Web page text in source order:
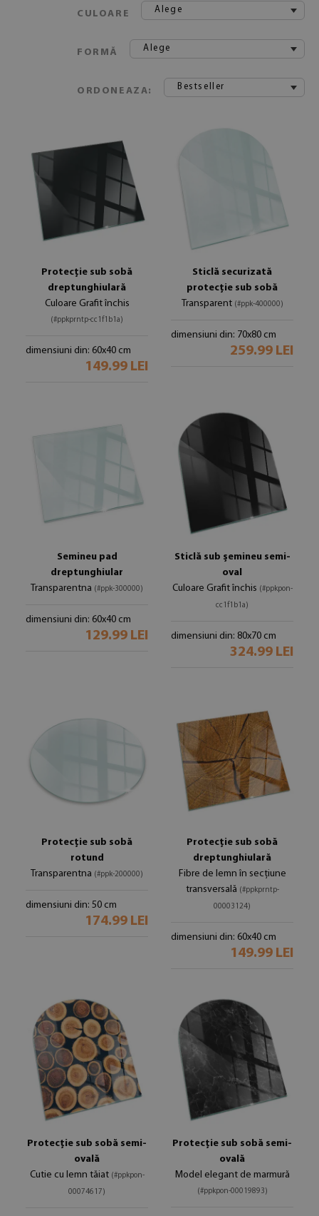
CULOARE Alege
FORMĂ Alege
ORDONEAZA: Bestseller
Protecție sub sobă
dreptunghiulară
Culoare Grafit închis
(#ppkprntp-cc1f1b1a)
dimensiuni din: 60x40 cm
149.99 LEI
Sticlă securizată
protecție sub sobă
Transparent (#ppk-400000)
dimensiuni din: 70x80 cm
259.99 LEI
Semineu pad
dreptunghiular
Transparentna (#ppk-300000)
dimensiuni din: 60x40 cm
129.99 LEI
Sticlă sub șemineu semi-
oval
Culoare Grafit închis (#ppkpon-
cc1f1b1a)
dimensiuni din: 80x70 cm
324.99 LEI
Protecție sub sobă
rotund
Transparentna (#ppk-200000)
dimensiuni din: 50 cm
174.99 LEI
Protecție sub sobă
dreptunghiulară
Fibre de lemn în secțiune
transversală (#ppkprntp-
00003124)
dimensiuni din: 60x40 cm
149.99 LEI
Protecție sub sobă semi-
ovală
Cutie cu lemn tăiat (#ppkpon-
00074617)
Protecție sub sobă semi-
ovală
Model elegant de marmură
(#ppkpon-00019893)